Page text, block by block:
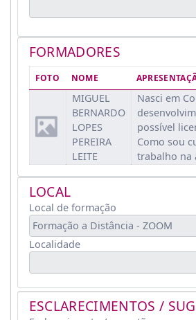
FORMADORES
FOTO NOME
MIGUEL
BERNARDO
LOPES
PEREIRA
LEITE
Nasci em
possível
Como sou
trabalho na
LOCAL
Local de formação
Localidade
ESCLARECIMENTOS /